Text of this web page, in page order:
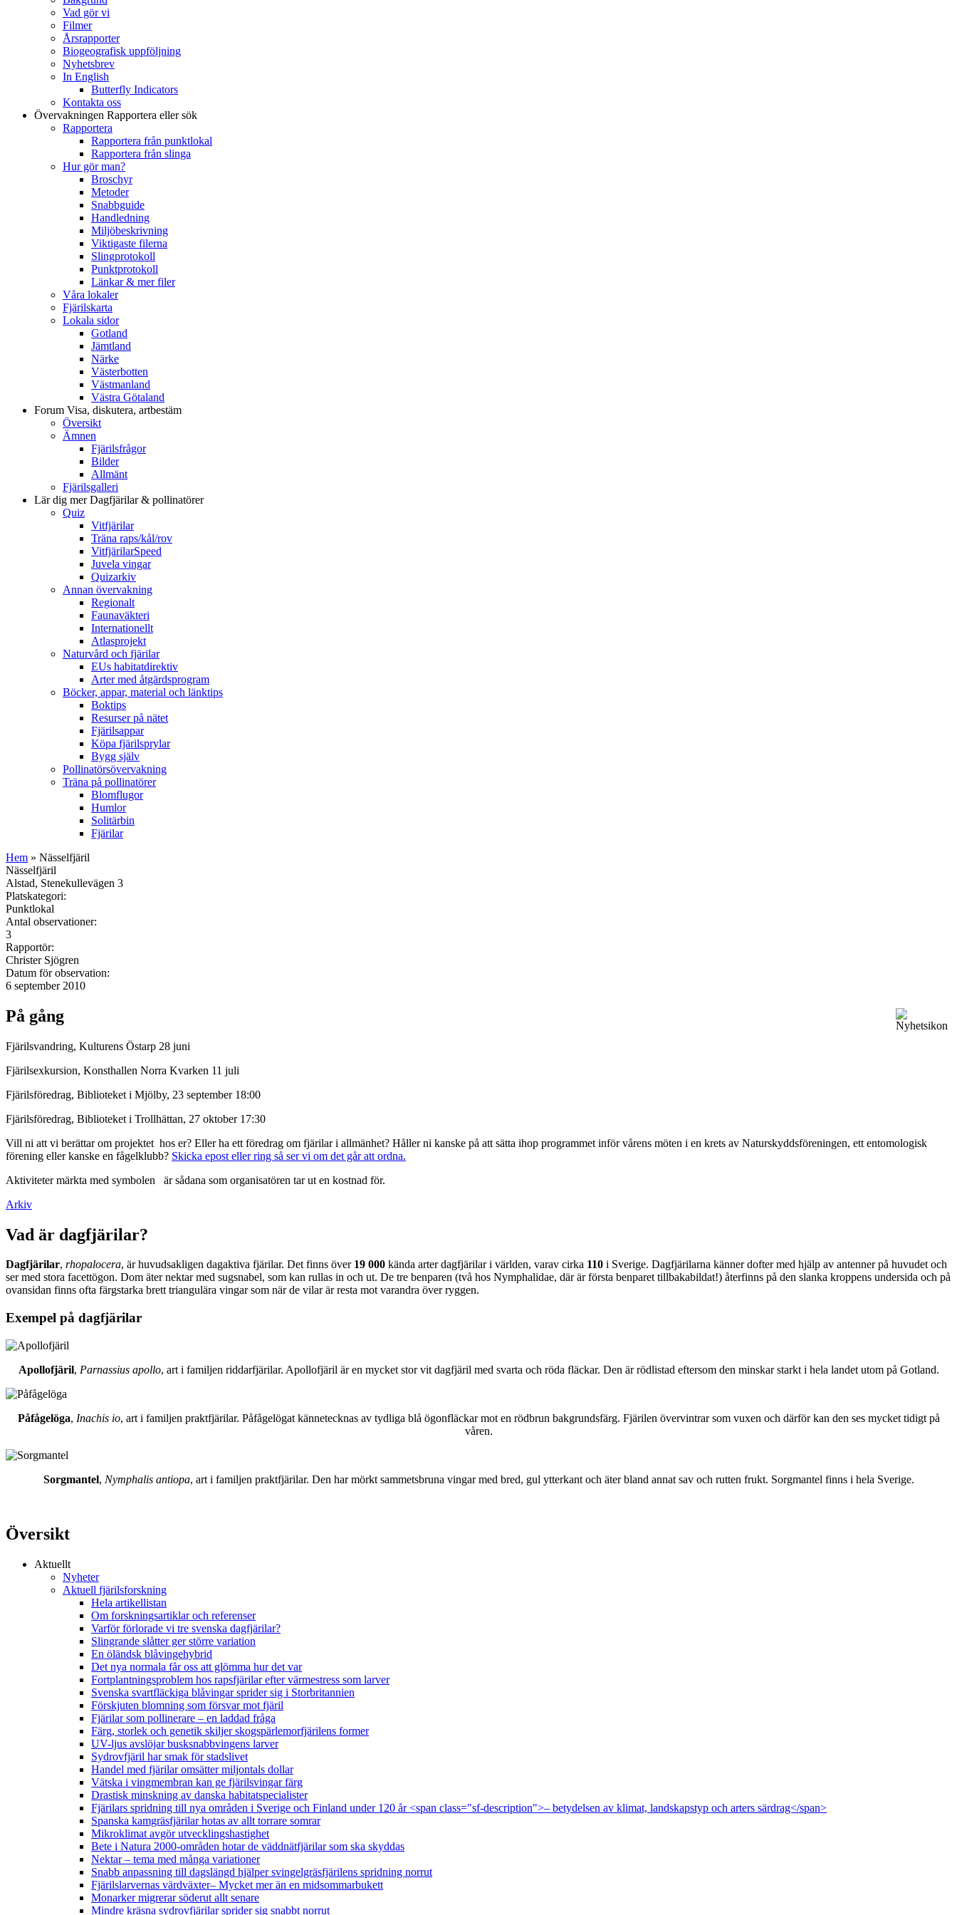
Vad gör vi
Filmer
Årsrapporter
Biogeografisk uppföljning
Nyhetsbrev
In English
Butterfly Indicators
Kontakta oss
Övervakningen Rapportera eller sök
Rapportera
Rapportera från punktlokal
Rapportera från slinga
Hur gör man?
Broschyr
Metoder
Snabbguide
Handledning
Miljöbeskrivning
Viktigaste filerna
Slingprotokoll
Punktprotokoll
Länkar & mer filer
Våra lokaler
Fjärilskarta
Lokala sidor
Gotland
Jämtland
Närke
Västerbotten
Västmanland
Västra Götaland
Forum Visa, diskutera, artbestäm
Översikt
Ämnen
Fjärilsfrågor
Bilder
Allmänt
Fjärilsgalleri
Lär dig merDagfjärilar & pollinatörer
Quiz
Vitfjärilar
Träna raps/kål/rov
VitfjärilarSpeed
Juvela vingar
Quizarkiv
Annan övervakning
Regionalt
Faunaväkteri
Internationellt
Atlasprojekt
Naturvård och fjärilar
EUs habitatdirektiv
Arter med åtgärdsprogram
Böcker, appar, material och länktips
Boktips
Resurser på nätet
Fjärilsappar
Köpa fjärilsprylar
Bygg själv
Pollinatörsövervakning
Träna på pollinatörer
Blomflugor
Humlor
Solitärbin
Fjärilar
Hem » Nässelfjäril
Nässelfjäril
Alstad, Stenekullevägen 3
Platskategori:
Punktlokal
Antal observationer:
3
Rapportör:
Christer Sjögren
Datum för observation:
6 september 2010
På gång
Fjärilsvandring, Kulturens Östarp 28 juni
Fjärilsexkursion, Konsthallen Norra Kvarken 11 juli
Fjärilsföredrag, Biblioteket i Mjölby, 23 september 18:00
Fjärilsföredrag, Biblioteket i Trollhättan, 27 oktober 17:30
Vill ni att vi berättar om projektet hos er? Eller ha ett föredrag om fjärilar i allmänhet? Håller ni kanske på att sätta ihop programmet inför vårens möten i en krets av Naturskyddsföreningen, ett entomologisk
förening eller kanske en fågelklubb? Skicka epost eller ring så ser vi om det går att ordna.
Aktiviteter märkta med symbolen
är sådana som organisatören tar ut en kostnad för.
Arkiv
Vad är dagfjärilar?
Dagfjärilar, rhopalocera, är huvudsakligen dagaktiva fjärilar. Det finns över 19 000 kända arter dagfjärilar i världen, varav cirka 110 i Sverige. Dagfjärilarna känner dofter med hjälp av antenner på huvudet och
ser med stora facettögon. Dom äter nektar med sugsnabel, som kan rullas in och ut. De tre benparen (två hos Nymphalidae, där är första benparet tillbakabildat!) återfinns på den slanka kroppens undersida och på
ovansidan finns ofta färgstarka brett triangulära vingar som när de vilar är resta mot varandra över ryggen.
Exempel på dagfjärilar
Apollofjäril, Parnassius apollo, art i familjen riddarfjärilar. Apollofjäril är en mycket stor vit dagfjäril med svarta och röda fläckar. Den är rödlistad eftersom den minskar starkt i hela landet utom på Gotland.
Påfågelöga, Inachis io, art i familjen praktfjärilar. Påfågelögat kännetecknas av tydliga blå ögonfläckar mot en rödbrun bakgrundsfärg. Fjärilen övervintrar som vuxen och därför kan den ses mycket tidigt på
våren.
Sorgmantel, Nymphalis antiopa, art i familjen praktfjärilar. Den har mörkt sammetsbruna vingar med bred, gul ytterkant och äter bland annat sav och rutten frukt. Sorgmantel finns i hela Sverige.
Översikt
Aktuellt
Nyheter
Aktuell fjärilsforskning
Hela artikellistan
Om forskningsartiklar och referenser
Varför förlorade vi tre svenska dagfjärilar?
Slingrande slåtter ger större variation
En öländsk blåvingehybrid
Det nya normala får oss att glömma hur det var
Fortplantningsproblem hos rapsfjärilar efter värmestress som larver
Svenska svartfläckiga blåvingar sprider sig i Storbritannien
Förskjuten blomning som försvar mot fjäril
Fjärilar som pollinerare – en laddad fråga
Färg, storlek och genetik skiljer skogspärlemorfjärilens former
UV-ljus avslöjar busksnabbvingens larver
Sydrovfjäril har smak för stadslivet
Handel med fjärilar omsätter miljontals dollar
Vätska i vingmembran kan ge fjärilsvingar färg
Drastisk minskning av danska habitatspecialister
Fjärilars spridning till nya områden i Sverige och Finland under 120 år <span class="sf-description">– betydelsen av klimat, landskapstyp och arters särdrag</span>
Spanska kamgräsfjärilar hotas av allt torrare somrar
Mikroklimat avgör utvecklingshastighet
Bete i Natura 2000-områden hotar de väddnätfjärilar som ska skyddas
Nektar – tema med många variationer
Snabb anpassning till dagslängd hjälper svingelgräsfjärilens spridning norrut
Fjärilslarvernas värdväxter– Mycket mer än en midsommarbukett
Monarker migrerar söderut allt senare
Mindre kräsna sydrovfjärilar sprider sig snabbt norrut